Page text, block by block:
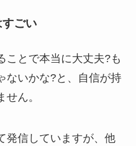
ごい
ことで本当に大丈夫?も
ないかな?と、自信が持
ん。
発信していますが、他